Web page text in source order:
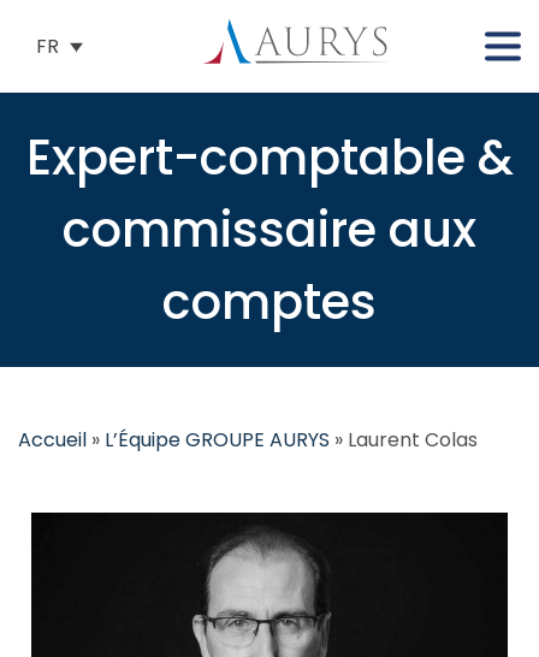
FR
Expert-comptable &
commissaire aux
comptes
Accueil » L’Équipe GROUPE AURYS » Laurent Colas